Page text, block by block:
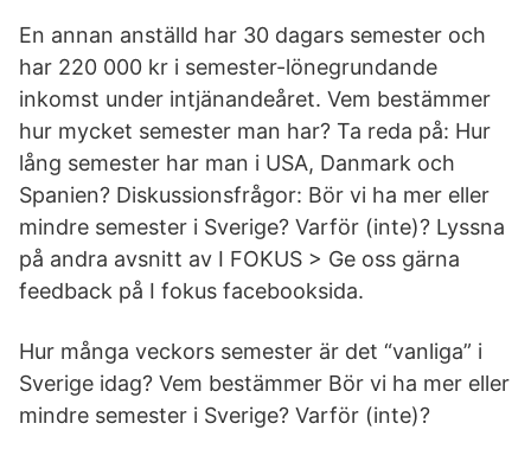
En annan anställd har 30 dagars semester och
har 220 000 kr i semester-lönegrundande
inkomst under intjänandeåret. Vem bestämmer
hur mycket semester man har? Ta reda på: Hur
lång semester har man i USA, Danmark och
Spanien? Diskussionsfrågor: Bör vi ha mer eller
mindre semester i Sverige? Varför (inte)? Lyssna
på andra avsnitt av I FOKUS > Ge oss gärna
feedback på I fokus facebooksida.
Hur många veckors semester är det “vanliga” i
Sverige idag? Vem bestämmer Bör vi ha mer eller
mindre semester i Sverige? Varför (inte)?